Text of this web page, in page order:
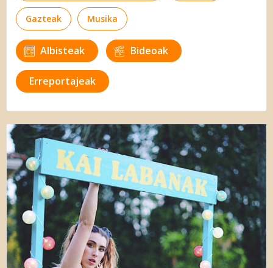
Gazteak Musika
Albisteak Bideoak
Erreportajeak